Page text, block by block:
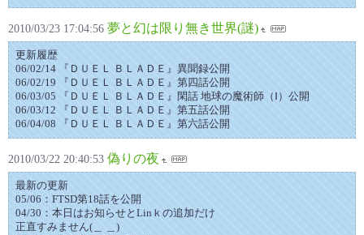
2010/03/23 17:04:56 夢と幻は限り無き世界(謎)
更新履歴
06/02/14 『ＤＵＥＬ ＢＬＡＤＥ』異聞録公開
06/02/19 『ＤＵＥＬ ＢＬＡＤＥ』第四話公開
06/03/05 『ＤＵＥＬ ＢＬＡＤＥ』閑話 地球の魔術師（Ⅰ）公開
06/03/12 『ＤＵＥＬ ＢＬＡＤＥ』第五話公開
06/04/08 『ＤＵＥＬ ＢＬＡＤＥ』第六話公開
2010/03/22 20:40:53 偽りの夜
最新の更新
05/06：FTSD第18話を公開
04/30：本日はお知らせとLinｋの追加だけ
正直すみません(＿ ＿)